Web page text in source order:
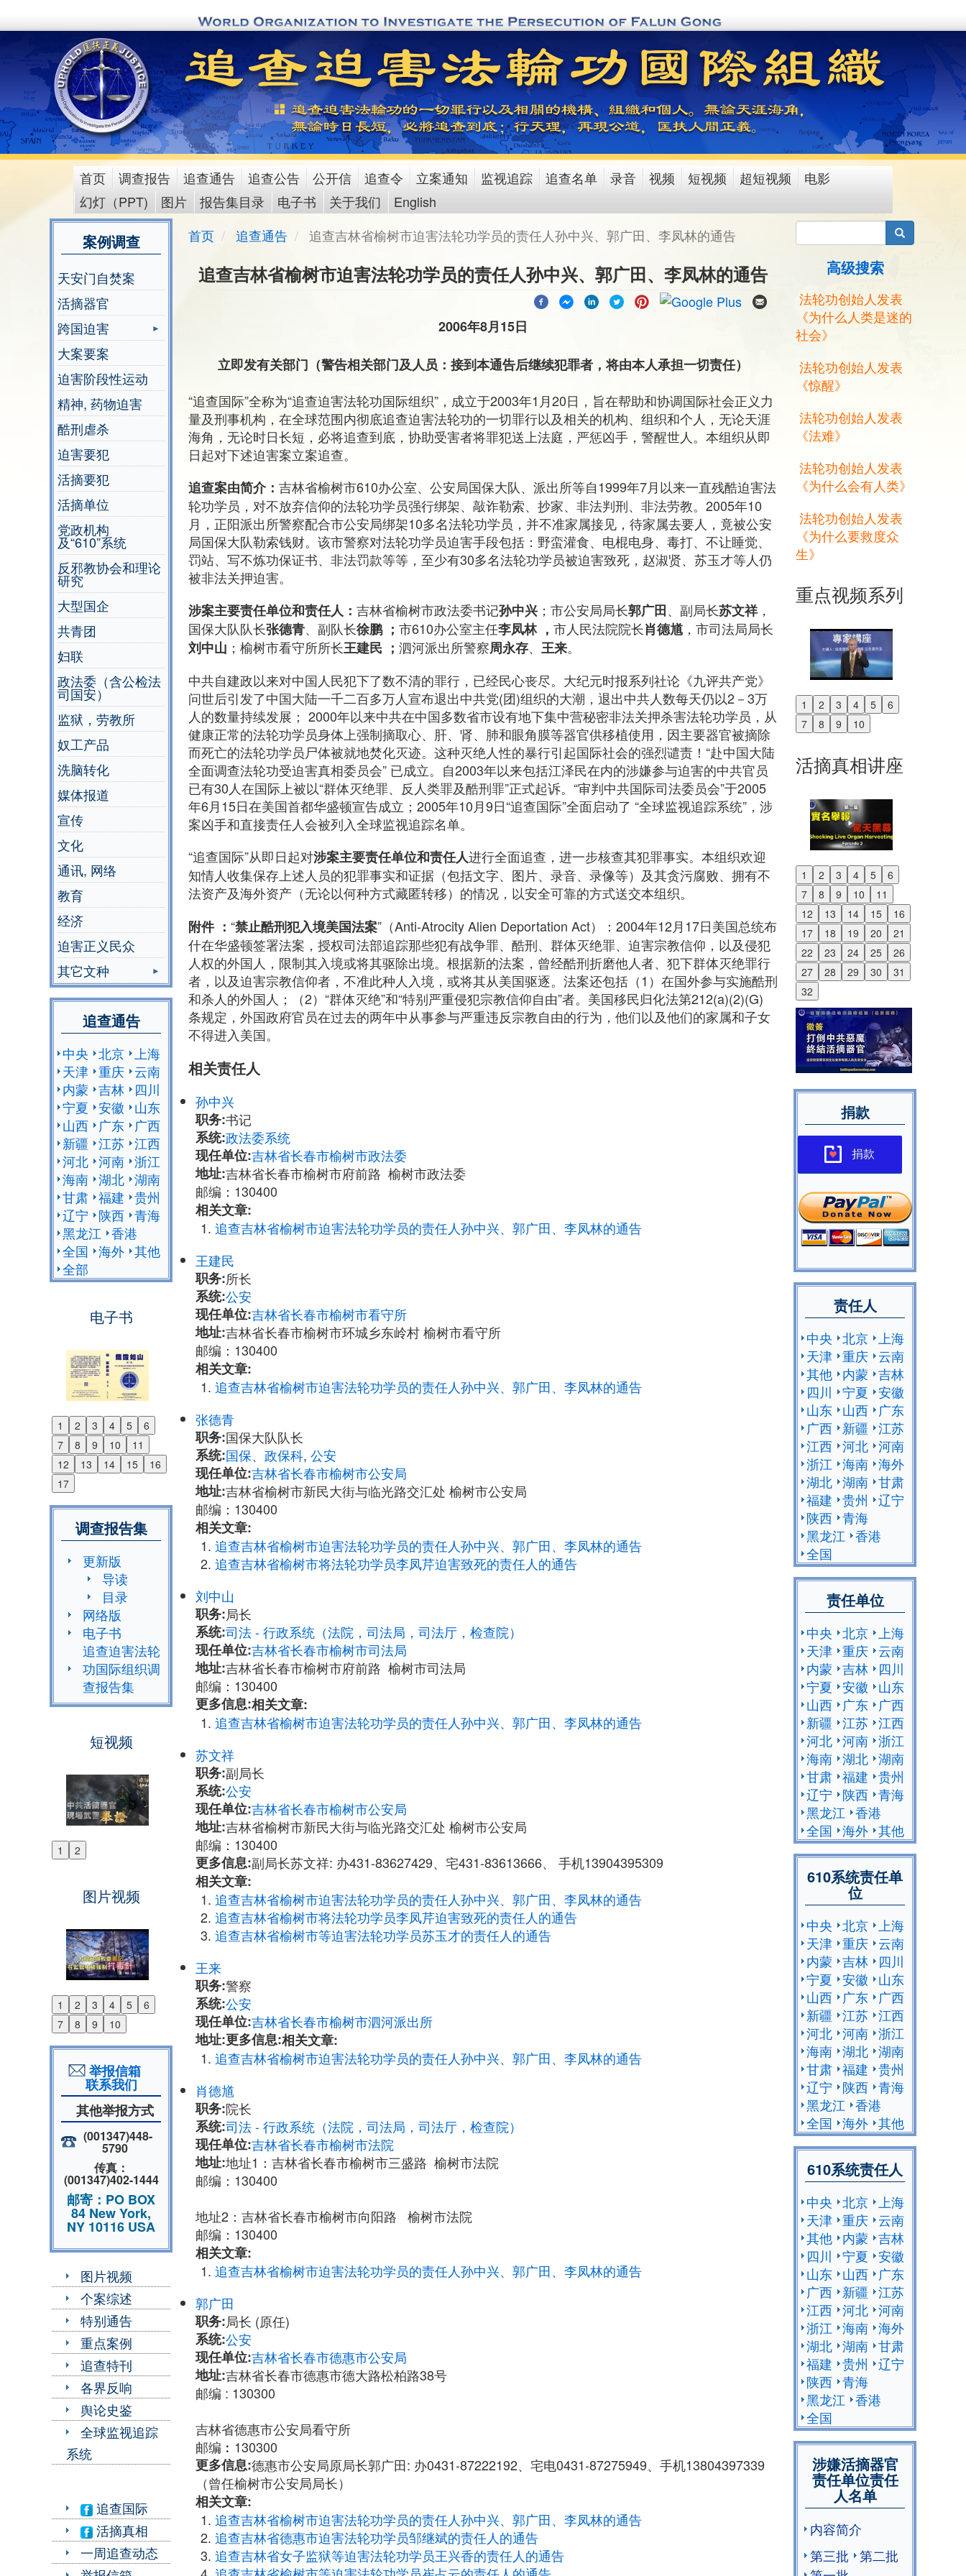
to
content
main
menu
首页 调查报告 追查通告 追查公告 公开信 追查令 立案通知 监视追踪 追查名单 录音 视频 短视频 超短视频
电影
幻灯（PPT)
图片 报告集目录 电子书 关于我们 English
案例调查
天安门自焚案
活摘器官
跨国迫害
大案要案
迫害阶段性运动
精神, 药物迫害
酷刑虐杀
迫害要犯
活摘要犯
活摘单位
党政机构
及“610”系统
反邪教协会和理论
研究
大型国企
共青团
妇联
政法委（含公检法
司国安）
监狱，劳教所
奴工产品
洗脑转化
媒体报道
宣传
文化
通讯, 网络
教育
经济
迫害正义民众
其它文种
追查通告
中央 北京 上海
天津 重庆 云南
内蒙 吉林
四川
宁夏 安徽
山东
山西
广东
广西
新疆 江苏 江西
河北 河南 浙江
海南 湖北 湖南
甘肃 福建 贵州
辽宁
陕西 青海
黑龙江 香港
全国 海外 其他
全部
电子书
1 2 3 4 5
6
7
8 9 10
11
12
13 14 15
16
17
Previous
Next
调查报告集
更新版
导读
目录
网络版
电子书
追查迫害法轮
功国际组织调
查报告集
短视频
1 2
Previous
图片视频
1 2 3 4 5
6
7
8 9 10
Previous
Next
举报信箱
联系我们
其他举报方式
(001347)448-
5790
传真：
(001347)402-1444
邮寄：PO BOX
84 New York,
NY 10116 USA
图片视频
个案综述
特别通告
重点案例
追查特刊
各界反响
舆论史鉴
全球监视追踪
系统
追查国际
活摘真相
一周追查动态
首页 追查通告 追查吉林省榆树市迫害法轮功学员的责任人孙中兴、郭广田、李凤林的通告
追查吉林省榆树市迫害法轮功学员的责任人孙中兴、郭广田、李凤林的通告
2006年8月15日
立即发有关部门（警告相关部门及人员：接到本通告后继续犯罪者，将由本人承担一切责任）
“追查国际”全称为“追查迫害法轮功国际组织”，成立于2003年1月20日，旨在帮助和协调国际社会正义力
量及刑事机构，在全球范围内彻底追查迫害法轮功的一切罪行以及相关的机构、组织和个人，无论天涯
海角，无论时日长短，必将追查到底，协助受害者将罪犯送上法庭，严惩凶手，警醒世人。本组织从即
日起对下述迫害案立案追查。
追查案由简介： 吉林省榆树市610办公室、公安局国保大队、派出所等自1999年7月以来一直残酷迫害法
轮功学员，对不放弃信仰的法轮功学员强行绑架、敲诈勒索、抄家、非法判刑、非法劳教。2005年10
月，正阳派出所警察配合市公安局绑架10多名法轮功学员，并不准家属接见，待家属去要人，竟被公安
局国保大队勒索钱财。该市警察对法轮功学员迫害手段包括：野蛮灌食、电棍电身、毒打、不让睡觉、
罚站、写不炼功保证书、非法罚款等等，至少有30多名法轮功学员被迫害致死，赵淑贤、苏玉才等人仍
被非法关押迫害。
涉案主要责任单位和责任人： 吉林省榆树市政法委书记孙中兴 ；市公安局局长郭广田、副局长苏文祥，
国保大队队长张德青、副队长徐鹏 ； 市610办公室主任李凤林 ， 市人民法院院长肖德馗 ，市司法局局长
刘中山 ；榆树市看守所所长王建民 ； 泗河派出所警察周永存、 王来。
中共自建政以来对中国人民犯下了数不清的罪行，已经民心丧尽。大纪元时报系列社论《九评共产党》
问世后引发了中国大陆一千二百多万人宣布退出中共党(团)组织的大潮，退出中共人数每天仍以2－3万
人的数量持续发展； 2000年以来中共在中国多数省市设有地下集中营秘密非法关押杀害法轮功学员，从
健康正常的法轮功学员身体上强制摘取心、肝、肾、肺和眼角膜等器官供移植使用，因主要器官被摘除
而死亡的法轮功学员尸体被就地焚化灭迹。这种灭绝人性的暴行引起国际社会的强烈谴责！“赴中国大陆
全面调查法轮功受迫害真相委员会” 已成立。自2003年以来包括江泽民在内的涉嫌参与迫害的中共官员
已有30人在国际上被以“群体灭绝罪、反人类罪及酷刑罪”正式起诉。“审判中共国际司法委员会”于2005
年6月15日在美国首都华盛顿宣告成立；2005年10月9日“追查国际”全面启动了 “全球监视追踪系统”，涉
案凶手和直接责任人会被列入全球监视追踪名单。
“追查国际”从即日起对涉案主要责任单位和责任人进行全面追查，进一步核查其犯罪事实。本组织欢迎
知情人收集保存上述人员的犯罪事实和证据（包括文字、图片、录音、录像等）及其贪污腐败、拥有不
法资产及海外资产（无论以何种方式藏匿转移）的情况，以安全可靠的方式送交本组织。
附件 ： “禁止酷刑犯入境美国法案”（Anti-Atrocity Alien Deportation Act）：2004年12月17日美国总统布
什在华盛顿签署法案，授权司法部追踪那些犯有战争罪、酷刑、群体灭绝罪、迫害宗教信仰，以及侵犯
人权的外国人，限制其入境或将其驱除出境。根据新的法案，曾经酷刑折磨他人者、犯下群体灭绝罪行
者，以及迫害宗教信仰者，不准此种人入境，或将其从美国驱逐。法案还包括（1）在国外参与实施酷刑
和杀人的外国人；（2）“群体灭绝”和“特别严重侵犯宗教信仰自由”者。美国移民归化法第212(a)(2)(G)
条规定，外国政府官员在过去的两年中从事参与严重违反宗教自由的行为，他们以及他们的家属和子女
不得进入美国。
相关责任人
孙中兴
职务:书记
系统:政法委系统
现任单位:吉林省长春市榆树市政法委
地址:吉林省长春市榆树市府前路 榆树市政法委
邮编：130400
相关文章:
追查吉林省榆树市迫害法轮功学员的责任人孙中兴、郭广田、李凤林的通告
王建民
职务:所长
系统:公安
现任单位:吉林省长春市榆树市看守所
地址:吉林省长春市榆树市环城乡东岭村 榆树市看守所
邮编：130400
相关文章:
追查吉林省榆树市迫害法轮功学员的责任人孙中兴、郭广田、李凤林的通告
张德青
职务:国保大队队长
系统:国保、政保科, 公安
现任单位:吉林省长春市榆树市公安局
地址:吉林省榆树市新民大街与临光路交汇处 榆树市公安局
邮编：130400
相关文章:
追查吉林省榆树市迫害法轮功学员的责任人孙中兴、郭广田、李凤林的通告
追查吉林省榆树市将法轮功学员李凤芹迫害致死的责任人的通告
刘中山
职务:局长
系统:司法 - 行政系统（法院，司法局，司法厅，检查院）
现任单位:吉林省长春市榆树市司法局
地址:吉林省长春市榆树市府前路 榆树市司法局
邮编：130400
更多信息:相关文章:
追查吉林省榆树市迫害法轮功学员的责任人孙中兴、郭广田、李凤林的通告
苏文祥
职务:副局长
系统:公安
现任单位:吉林省长春市榆树市公安局
地址:吉林省榆树市新民大街与临光路交汇处 榆树市公安局
邮编：130400
更多信息:副局长苏文祥: 办431-83627429、宅431-83613666、 手机13904395309
相关文章:
追查吉林省榆树市迫害法轮功学员的责任人孙中兴、郭广田、李凤林的通告
追查吉林省榆树市将法轮功学员李凤芹迫害致死的责任人的通告
追查吉林省榆树市等迫害法轮功学员苏玉才的责任人的通告
王来
职务:警察
系统:公安
现任单位:吉林省长春市榆树市泗河派出所
地址:更多信息:相关文章:
追查吉林省榆树市迫害法轮功学员的责任人孙中兴、郭广田、李凤林的通告
肖德馗
职务:院长
系统:司法 - 行政系统（法院，司法局，司法厅，检查院）
现任单位:吉林省长春市榆树市法院
地址:地址1：吉林省长春市榆树市三盛路 榆树市法院
邮编：130400
地址2：吉林省长春市榆树市向阳路 榆树市法院
邮编：130400
相关文章:
追查吉林省榆树市迫害法轮功学员的责任人孙中兴、郭广田、李凤林的通告
郭广田
职务:局长 (原任)
系统:公安
现任单位:吉林省长春市德惠市公安局
地址:吉林省长春市德惠市德大路松柏路38号
邮编 : 130300
吉林省德惠市公安局看守所
邮编︰130300
更多信息:德惠市公安局原局长郭广田: 办0431-87222192、宅电0431-87275949、手机13804397339
（曾任榆树市公安局局长）
相关文章:
追查吉林省榆树市迫害法轮功学员的责任人孙中兴、郭广田、李凤林的通告
追查吉林省德惠市迫害法轮功学员邹继斌的责任人的通告
追查吉林省女子监狱等迫害法轮功学员王兴香的责任人的通告
搜索
高级搜索
法轮功创始人发表
《为什么人类是迷的
社会》
法轮功创始人发表
《惊醒》
法轮功创始人发表
《法难》
法轮功创始人发表
《为什么会有人类》
法轮功创始人发表
《为什么要救度众
生》
重点视频系列
1 2 3 4 5
6
7
8 9 10
Previous
Next
活摘真相讲座
1 2 3 4 5
6
7
8 9 10
11
12
13 14 15
16
17
18 19 20
21
22
23 24 25
26
27
28 29 30
31
32
Previous
Next
捐款
捐款
责任人
中央 北京
上海
天津 重庆 云南
其他 内蒙 吉林
四川
宁夏 安徽
山东 山西
广东
广西 新疆 江苏
江西 河北 河南
浙江 海南 海外
湖北 湖南 甘肃
福建 贵州
辽宁
陕西 青海
黑龙江 香港
全国
责任单位
中央 北京
上海
天津 重庆 云南
内蒙 吉林
四川
宁夏 安徽
山东
山西
广东
广西
新疆 江苏 江西
河北 河南 浙江
海南 湖北 湖南
甘肃 福建 贵州
辽宁
陕西 青海
黑龙江 香港
全国 海外 其他
610系统责任单
位
中央 北京
上海
天津 重庆 云南
内蒙 吉林
四川
宁夏 安徽
山东
山西
广东
广西
新疆 江苏 江西
河北 河南 浙江
海南 湖北 湖南
甘肃 福建 贵州
辽宁
陕西 青海
黑龙江 香港
全国 海外 其他
610系统责任人
中央 北京
上海
天津 重庆 云南
其他 内蒙 吉林
四川
宁夏 安徽
山东 山西
广东
广西 新疆 江苏
江西 河北 河南
浙江 海南 海外
湖北 湖南 甘肃
福建 贵州
辽宁
陕西 青海
黑龙江 香港
全国
涉嫌活摘器官
责任单位责任
人名单
内容简介
第三批
第二批